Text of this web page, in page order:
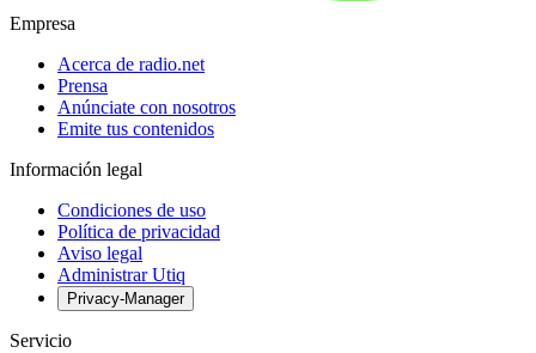
Empresa
Acerca de radio.net
Prensa
Anúnciate con nosotros
Emite tus contenidos
Información legal
Condiciones de uso
Política de privacidad
Aviso legal
Administrar Utiq
Privacy-Manager
Servicio